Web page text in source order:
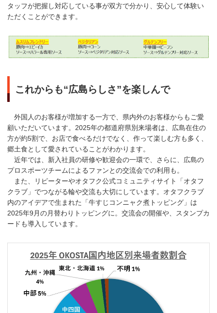
タッフが把握し対応している事が双方で分かり、安心して体験い
ただくことができます。
これからも“広島らしさ”を楽しんで
外国人のお客様が増加する一方で、県内外のお客様からもご愛
顧いただいています。2025年の都道府県別来場者は、広島在住の
方が約5割で、お店で食べるだけでなく、作って楽しむ方も多く、
郷土食として愛されていることがわかります。
近年では、新入社員の研修や歓迎会の一環で、さらに、広島の
プロスポーツチームによるファンとの交流会での利用も。
また、リピーターやオタフク公式コミュニティサイト「オタフ
クラブ」でつながる輪や交流も大切にしています。オタフクラブ
内のアイデアで生まれた「牛すじコンニャク煮トッピング」は
2025年9月の月替わりトッピングに。交流会の開催や、スタンプカ
ードも導入しています。